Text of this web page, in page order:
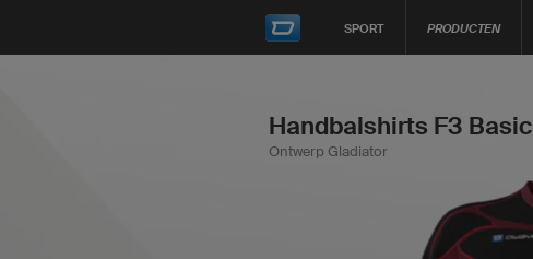
SPORT PRODUCTEN
Handbalshirts F3 Basic
Ontwerp Gladiator